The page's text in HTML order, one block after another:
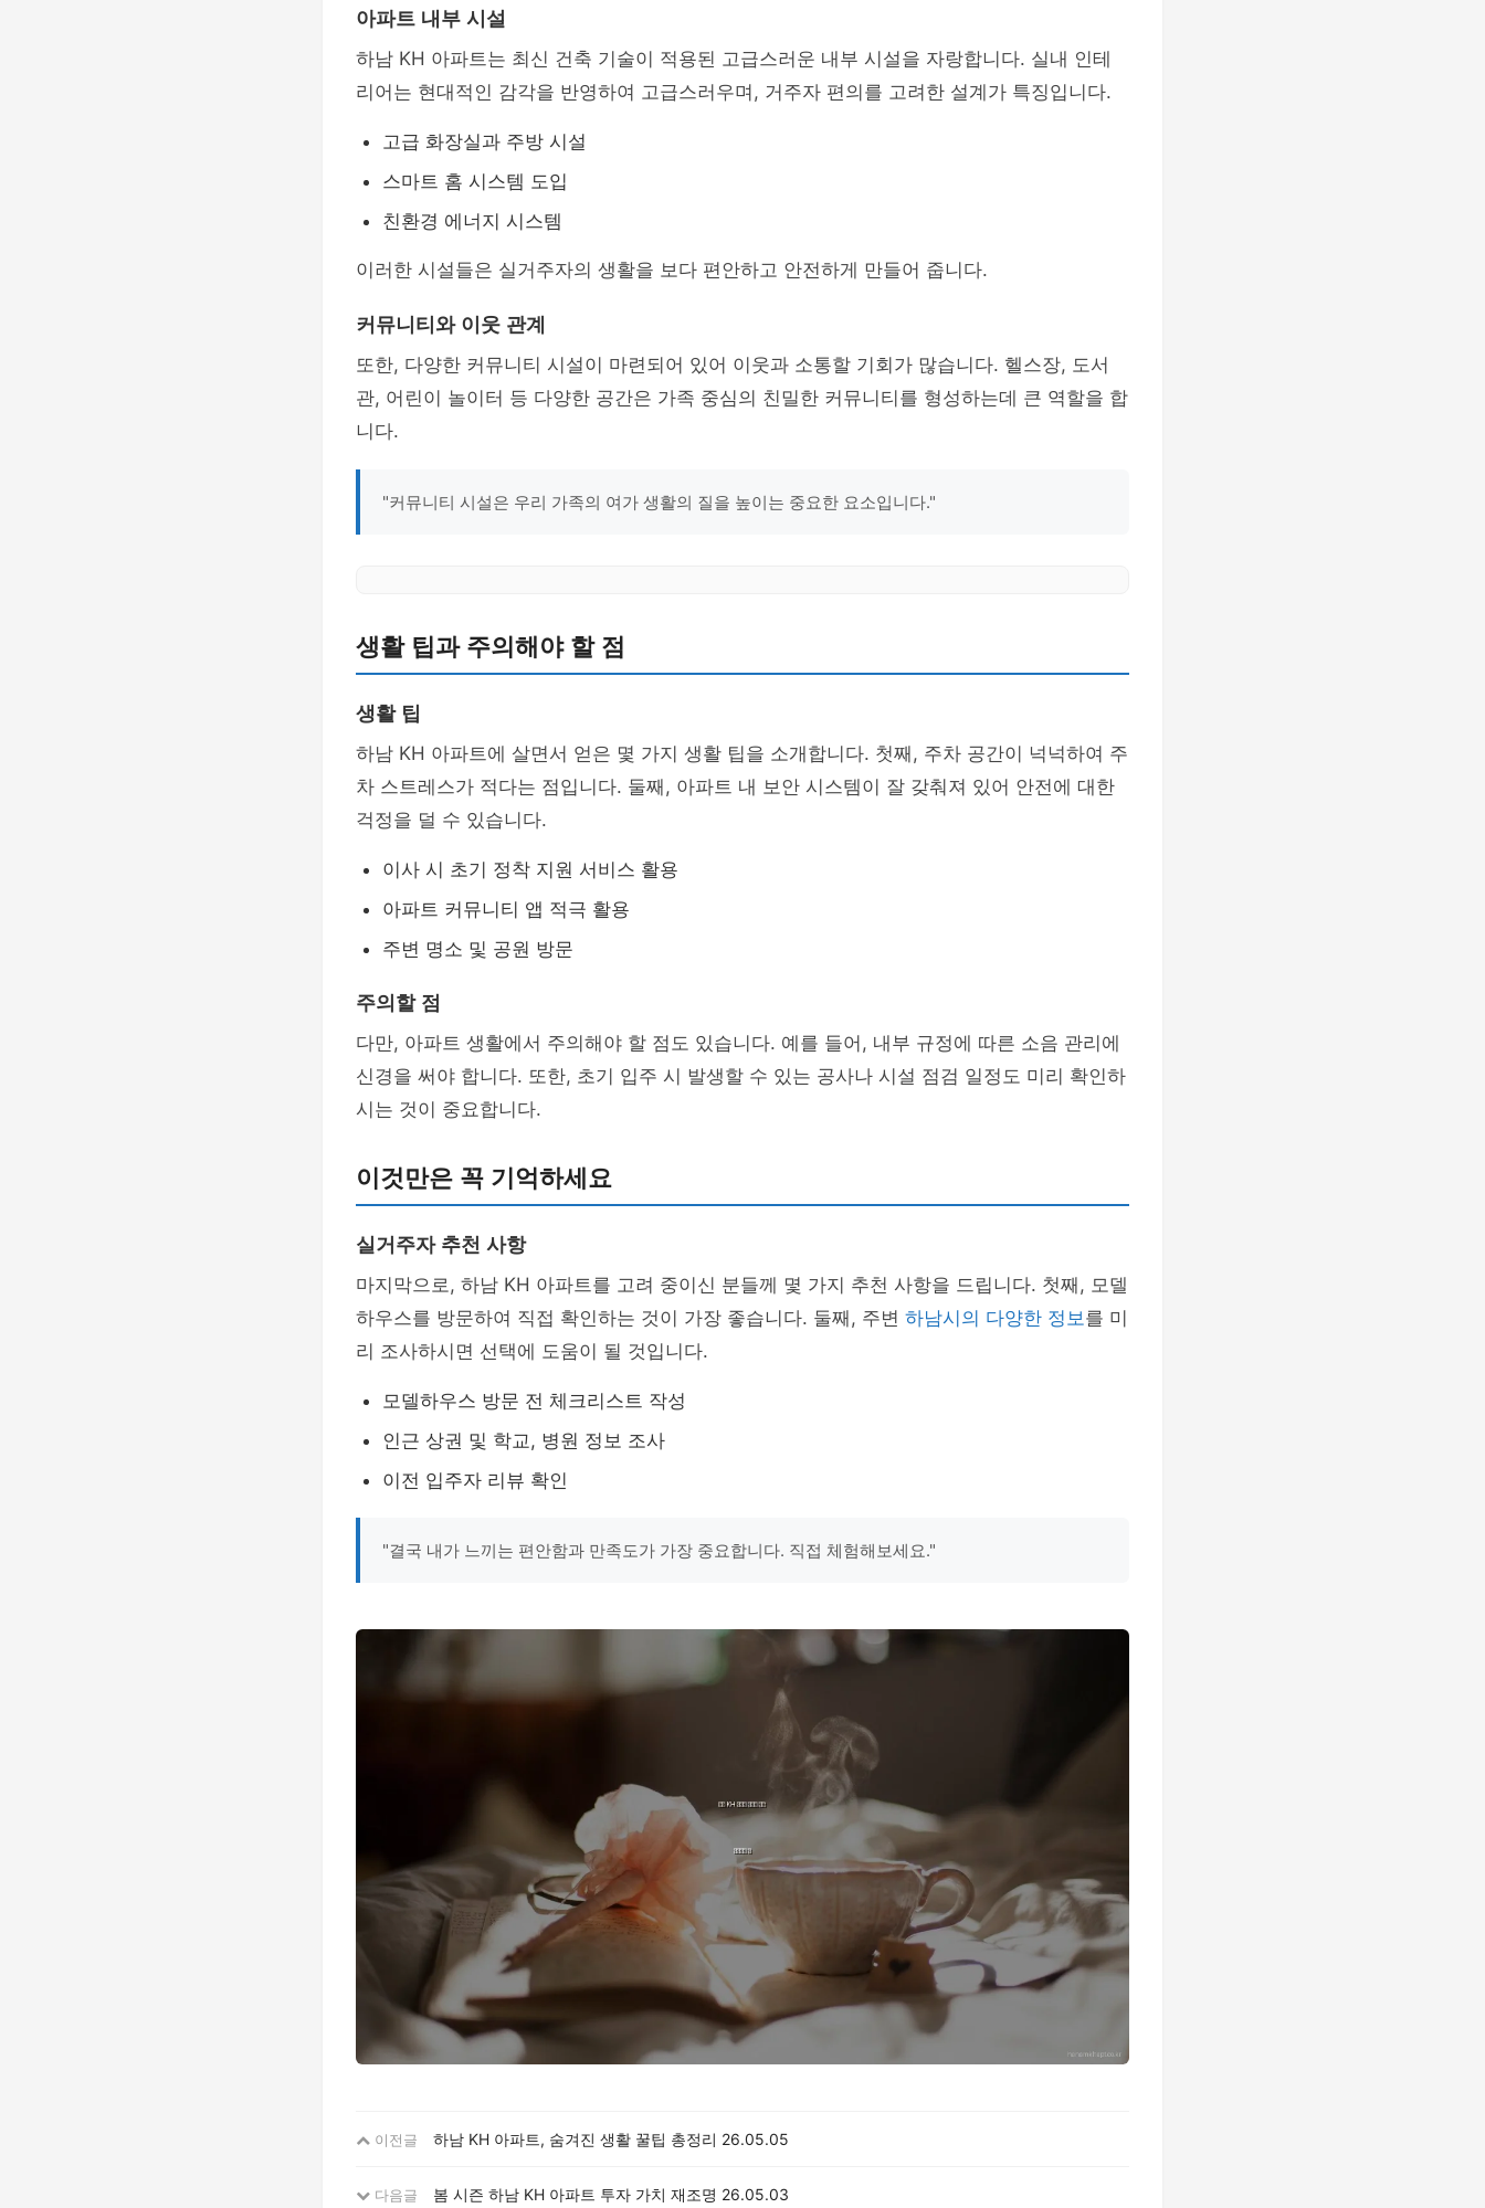
아파트 내부 시설
하남 KH 아파트는 최신 건축 기술이 적용된 고급스러운 내부 시설을 자랑합니다. 실내 인테
리어는 현대적인 감각을 반영하여 고급스러우며, 거주자 편의를 고려한 설계가 특징입니다.
고급 화장실과 주방 시설
스마트 홈 시스템 도입
친환경 에너지 시스템
이러한 시설들은 실거주자의 생활을 보다 편안하고 안전하게 만들어 줍니다.
커뮤니티와 이웃 관계
또한, 다양한 커뮤니티 시설이 마련되어 있어 이웃과 소통할 기회가 많습니다. 헬스장, 도서
관, 어린이 놀이터 등 다양한 공간은 가족 중심의 친밀한 커뮤니티를 형성하는데 큰 역할을 합
니다.
"커뮤니티 시설은 우리 가족의 여가 생활의 질을 높이는 중요한 요소입니다."
생활 팁과 주의해야 할 점
생활 팁
하남 KH 아파트에 살면서 얻은 몇 가지 생활 팁을 소개합니다. 첫째, 주차 공간이 넉넉하여 주
차 스트레스가 적다는 점입니다. 둘째, 아파트 내 보안 시스템이 잘 갖춰져 있어 안전에 대한
걱정을 덜 수 있습니다.
이사 시 초기 정착 지원 서비스 활용
아파트 커뮤니티 앱 적극 활용
주변 명소 및 공원 방문
주의할 점
다만, 아파트 생활에서 주의해야 할 점도 있습니다. 예를 들어, 내부 규정에 따른 소음 관리에
신경을 써야 합니다. 또한, 초기 입주 시 발생할 수 있는 공사나 시설 점검 일정도 미리 확인하
시는 것이 중요합니다.
이것만은 꼭 기억하세요
실거주자 추천 사항
마지막으로, 하남 KH 아파트를 고려 중이신 분들께 몇 가지 추천 사항을 드립니다. 첫째, 모델
하우스를 방문하여 직접 확인하는 것이 가장 좋습니다. 둘째, 주변 하남시의 다양한 정보를 미
리 조사하시면 선택에 도움이 될 것입니다.
모델하우스 방문 전 체크리스트 작성
인근 상권 및 학교, 병원 정보 조사
이전 입주자 리뷰 확인
"결국 내가 느끼는 편안함과 만족도가 가장 중요합니다. 직접 체험해보세요."
이전글 하남 KH 아파트, 숨겨진 생활 꿀팁 총정리 26.05.05
다음글 봄 시즌 하남 KH 아파트 투자 가치 재조명 26.05.03